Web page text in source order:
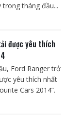
tháng đầu...
được yêu thích
Ford Ranger trở
yêu thích nhất
Cars 2014”.